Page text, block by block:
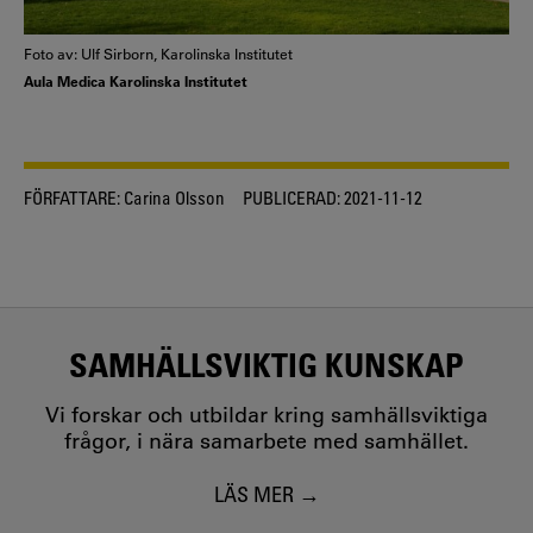
Foto av: Ulf Sirborn, Karolinska Institutet
Aula Medica Karolinska Institutet
FÖRFATTARE: Carina Olsson PUBLICERAD:2021-11-12
SAMHÄLLSVIKTIG KUNSKAP
Vi forskar och utbildar kring samhällsviktiga
frågor, i nära samarbete med samhället.
LÄS MER